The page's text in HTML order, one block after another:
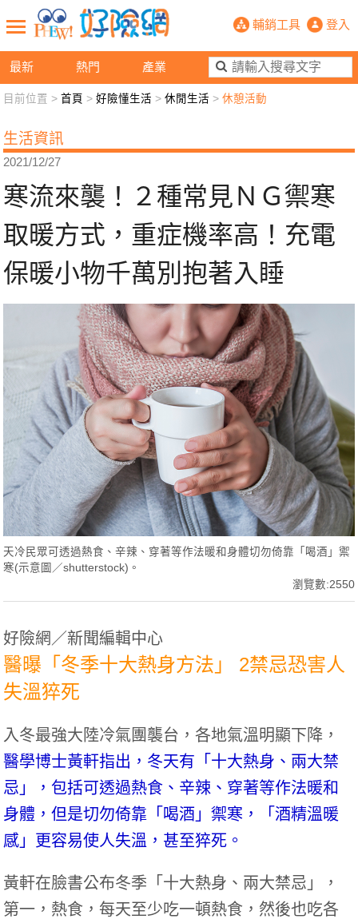
最新 熱門 產業
寒流來襲！２種常見ＮＧ禦寒取
輔銷工具 登入
新聞觀點 業務交流 好險懂生活
退休先準備 好險學堂 輔銷工具 活動專區
目前位置 >首頁 >好險懂生活 >休閒生活 >休憩活動
生活資訊
2021/12/27
寒流來襲！２種常見ＮＧ禦寒
取暖方式，重症機率高！充電
保暖小物千萬別抱著入睡
天冷民眾可透過熱食、辛辣、穿著等作法暖和身體切勿倚靠「喝酒」禦
寒(示意圖／shutterstock)。
瀏覽數:2550
好險網／新聞編輯中心
醫曝「冬季十大熱身方法」 2禁忌恐害人
失溫猝死
入冬最強大陸冷氣團襲台，各地氣溫明顯下降，
醫學博士黃軒指出，冬天有「十大熱身、兩大禁
忌」，包括可透過熱食、辛辣、穿著等作法暖和
身體，但是切勿倚靠「喝酒」禦寒，「酒精溫暖
感」更容易使人失溫，甚至猝死。
黃軒在臉書公布冬季「十大熱身、兩大禁忌」，
第一，熱食，每天至少吃一頓熱食，然後也吃各